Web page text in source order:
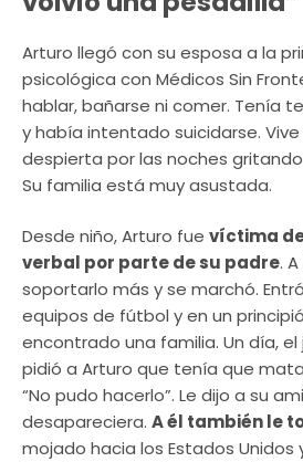
Arturo llegó con su esposa a la
psicológica con Médicos Sin
hablar, bañarse ni comer. Tenía
y había intentado suicidarse.
despierta por las noches
Su familia está muy asustada.
Desde niño, Arturo fue víctima
verbal por parte de su padre.
soportarlo más y se marchó.
equipos de fútbol y en un
encontrado una familia. Un día,
pidió a Arturo que tenía que
“No pudo hacerlo”. Le dijo a su
desapareciera. A él también le
mojado hacia los Estados Unidos